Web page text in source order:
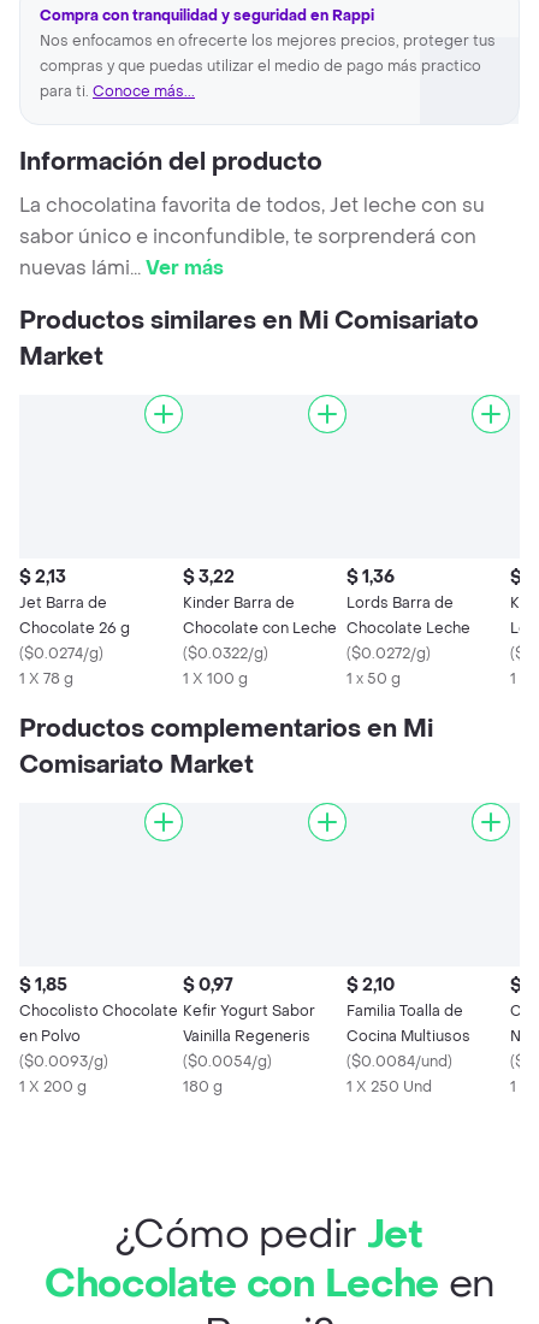
Compra con tranquilidad y seguridad en Rappi
Nos enfocamos en ofrecerte los mejores precios, proteger tus
compras y que puedas utilizar el medio de pago más practico
para ti. Conoce más...
Información del producto
La chocolatina favorita de todos, Jet leche con su
sabor único e inconfundible, te sorprenderá con
nuevas lámi...Ver más
Productos similares en Mi Comisariato
Market
$ 2,13
Jet Barra de
Chocolate 26 g
($0.0274/g)
1 X 78 g
$ 3,22
Kinder Barra de
Chocolate con Leche
($0.0322/g)
1 X 100 g
$ 1,36
Lords Barra de
Chocolate Leche
($0.0272/g)
1 x 50 g
$
(
1 X
Productos complementarios en Mi
Comisariato Market
$ 1,85
Chocolisto Chocolate
en Polvo
($0.0093/g)
1 X 200 g
$ 0,97
Kefir Yogurt Sabor
Vainilla Regeneris
($0.0054/g)
180 g
$ 2,10
Familia Toalla de
Cocina Multiusos
($0.0084/und)
1 X 250 Und
$
(
1 X
¿Cómo pedir Jet
Chocolate con Leche en